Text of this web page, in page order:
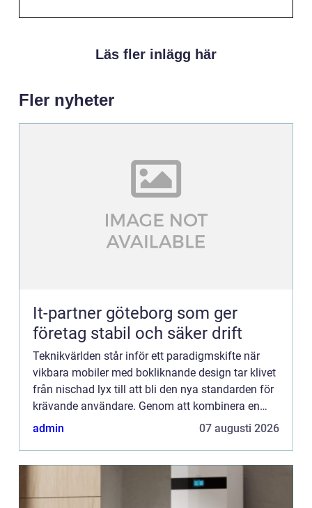
Läs fler inlägg här
Fler nyheter
It-partner göteborg som ger
företag stabil och säker drift
Teknikvärlden står inför ett paradigmskifte när
vikbara mobiler med bokliknande design tar klivet
från nischad lyx till att bli den nya standarden för
krävande användare. Genom att kombinera en
kompakt formfa...
admin 07 augusti 2026